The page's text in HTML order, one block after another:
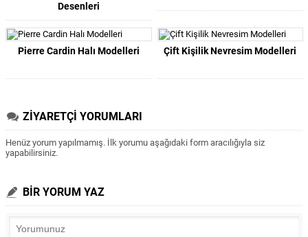
Desenleri
Pierre Cardin Halı Modelleri Çift Kişilik Nevresim Modelleri
ZİYARETÇİ YORUMLARI
Henüz yorum yapılmamış. İlk yorumu aşağıdaki form aracılığıyla siz
yapabilirsiniz.
BİR YORUM YAZ